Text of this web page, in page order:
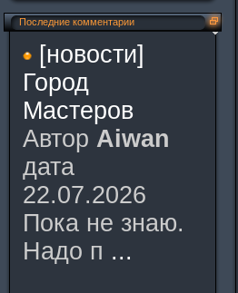
Последние комментарии
[новости]
Город
Мастеров
Автор Aiwan
дата
22.07.2026
Пока не знаю.
Надо п ...